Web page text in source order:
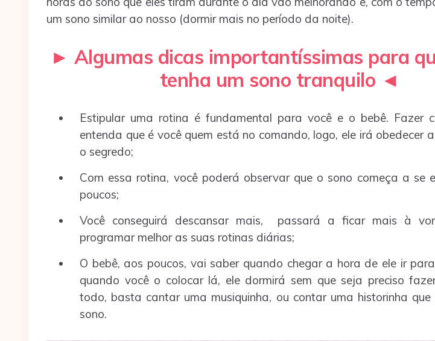
um sono similar ao nosso (dormir mais no período da noite).
► Algumas dicas importantíssimas para
tenha um sono tranquilo ◄
Estipular uma rotina é fundamental para você e o bebê. Fazer
entenda que é você quem está no comando, logo, ele irá obedecer
o segredo;
Com essa rotina, você poderá observar que o sono começa a se
poucos;
Você conseguirá descansar mais, passará a ficar mais à
programar melhor as suas rotinas diárias;
O bebê, aos poucos, vai saber quando chegar a hora de ele ir
quando você o colocar lá, ele dormirá sem que seja preciso
todo, basta cantar uma musiquinha, ou contar uma historinha que
sono.